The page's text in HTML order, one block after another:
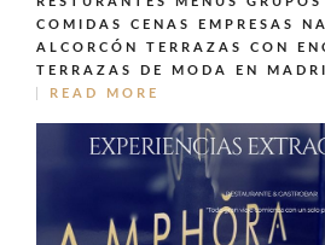
COMIDAS CENAS EMPRESAS
ALCORCÓN
TERRAZAS CON
TERRAZAS DE MODA EN
READ MORE